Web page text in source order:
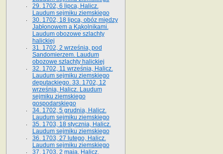
29. 1702, 6 lipca, Halicz.
Laudum sejmiku ziemskiego
30. 1702, 18 lipca, obóz między
Jabłonowem a Kąkolnikami.
Laudum obozowe szlachty
halickiej
31. 1702, 2 września, pod
Sandomierzem. Laudum
obozowe szlachty halickiej
32. 1702, 11 września, Halicz.
Laudum sejmiku ziemskiego
deputackiego. 33. 1702, 12
września, Halicz. Laudum
sejmiku ziemskiego
gospodarskiego
34. 1702, 5 grudnia, Halicz.
Laudum sejmiku ziemskiego
35. 1703, 18 stycznia, Halicz.
Laudum sejmiku ziemskiego
36. 1703, 27 lutego, Halicz.
Laudum sejmiku ziemskiego
37. 1703, 2 maja, Halicz.